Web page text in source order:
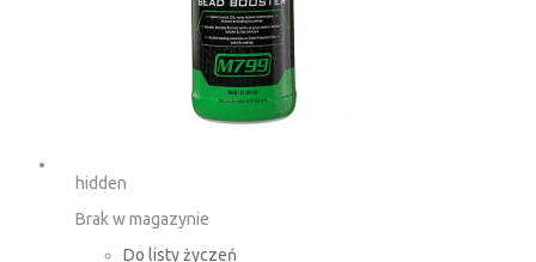
hidden
Brak w magazynie
Do listy życzeń